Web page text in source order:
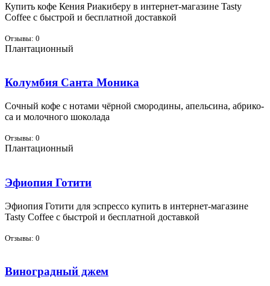
Ку­пить ко­фе Ке­ния Ри­а­ки­бе­ру в ин­тернет-ма­га­зине Tasty
Coffee с быст­рой и бес­плат­ной до­став­кой
Отзывы: 0
Плантационный
Колумбия Санта Моника
Соч­ный ко­фе с но­та­ми чёр­ной смо­ро­ди­ны, апель­си­на, аб­ри­ко­
са и мо­лоч­но­го шо­ко­ла­да
Отзывы: 0
Плантационный
Эфиопия Готити
Эфи­о­пия Го­ти­ти для эс­прес­со ку­пить в ин­тернет-ма­га­зине
Tasty Coffee с быст­рой и бес­плат­ной до­став­кой
Отзывы: 0
Виноградный джем